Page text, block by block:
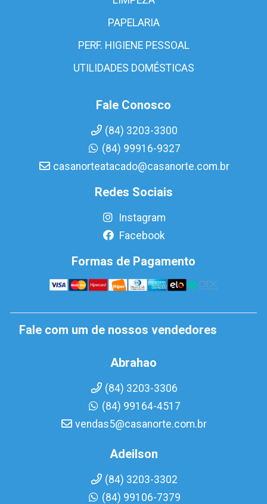
PAPELARIA
PERF. HIGIENE PESSOAL
UTILIDADES DOMÉSTICAS
Fale Conosco
(84) 3203-3300
(84) 99916-9327
casanorteatacado@casanorte.com.br
Redes Sociais
Instagram
Facebook
Formas de Pagamento
Fale com um de nossos vendedores
Abrahao
(84) 3203-3306
(84) 99164-4517
vendas5@casanorte.com.br
Adeilson
(84) 3203-3302
(84) 99106-7379